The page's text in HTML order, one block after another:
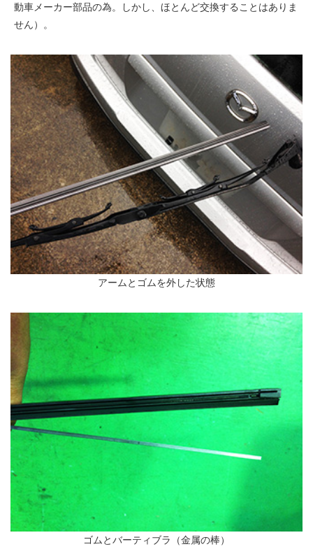
動車メーカー部品の為。しかし、ほとんど交換することはありま
せん）。
アームとゴムを外した状態
ゴムとバーティブラ（金属の棒）